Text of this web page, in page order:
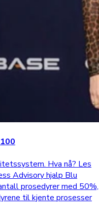
Hva nå? Les
Advisory hjalp Blu
prosedyrer med 50%,
til kjente prosesser